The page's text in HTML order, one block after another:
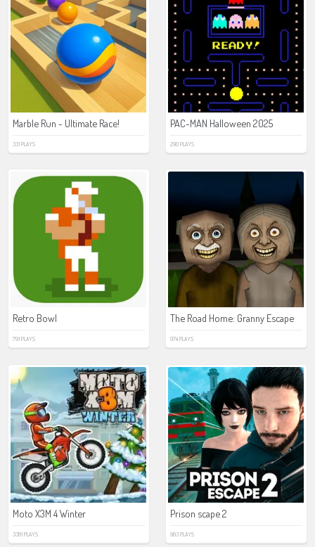
Marble Run - Ultimate Race!
331 PLAYS
PAC-MAN Halloween 2025
290 PLAYS
Retro Bowl
791 PLAYS
The Road Home: Granny Escape
974 PLAYS
Moto X3M 4 Winter
3381 PLAYS
Prison scape 2
983 PLAYS